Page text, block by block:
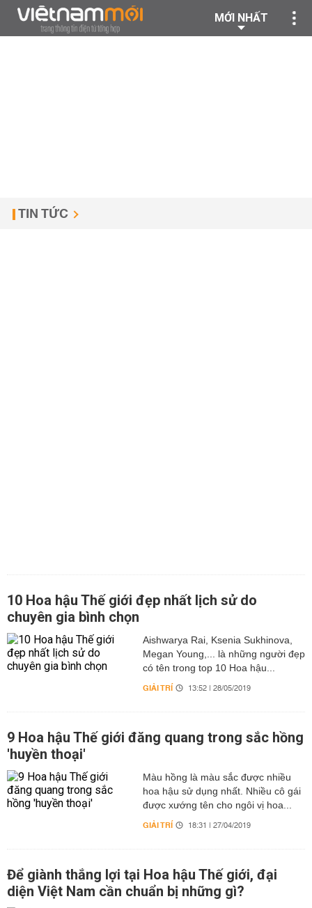
MỚI NHẤT
TIN TỨC
10 Hoa hậu Thế giới đẹp nhất lịch sử do
chuyên gia bình chọn
Aishwarya Rai, Ksenia Sukhinova,
Megan Young,... là những người đẹp
có tên trong top 10 Hoa hậu...
GIẢI TRÍ 13:52 | 28/05/2019
9 Hoa hậu Thế giới đăng quang trong sắc hồng
'huyền thoại'
Màu hồng là màu sắc được nhiều
hoa hậu sử dụng nhất. Nhiều cô gái
được xướng tên cho ngôi vị hoa...
GIẢI TRÍ 18:31 | 27/04/2019
Để giành thắng lợi tại Hoa hậu Thế giới, đại
diện Việt Nam cần chuẩn bị những gì?